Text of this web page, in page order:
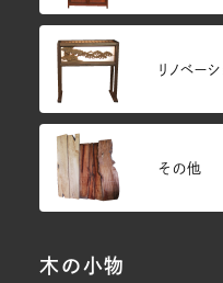
リノベーシ
その他
木の小物